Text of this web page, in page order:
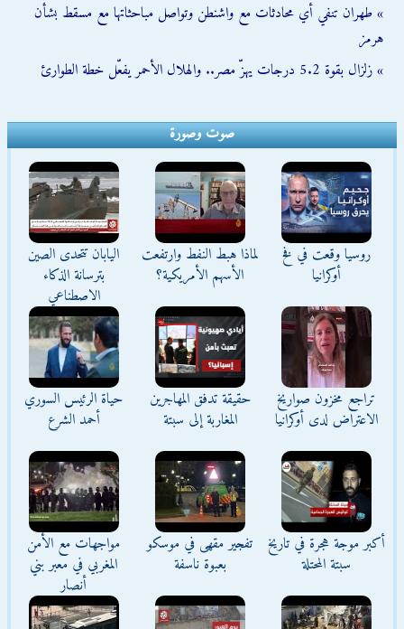
» طهران تنفي أي محادثات مع واشنطن وتواصل مباحثاتها مع مسقط بشأن
هرمز
» زلزال بقوة 5.2 درجات يهزّ مصر.. والهلال الأحمر يفعّل خطة الطوارئ
صوت وصورة
روسيا وقعت في فخ
أوكرانيا
لماذا هبط النفط وارتفعت
الأسهم الأمريكية؟
اليابان تتحدى الصين
بترسانة الذكاء
الاصطناعي
تراجع مخزون صواريخ
الاعتراض لدى أوكرانيا
حقيقة تدفق المهاجرين
المغاربة إلى سبتة
حياة الرئيس السوري
أحمد الشرع
أكبر موجة هجرة في تاريخ
سبتة المحتلة
تفجير مقهى في موسكو
بعبوة ناسفة
مواجهات مع الأمن
المغربي في معبر بني
أنصار